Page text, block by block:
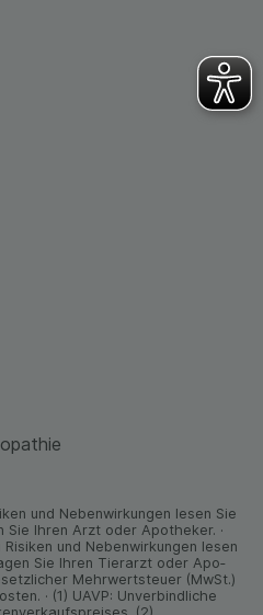
und Neben­wirkungen lesen Sie
Ihren Arzt oder Apo­theker. ·
und Neben­wirkungen lesen
Sie Ihren Tier­arzt oder Apo­
Mehrwertsteuer (MwSt.)
· (1) UAVP: Unverbindliche